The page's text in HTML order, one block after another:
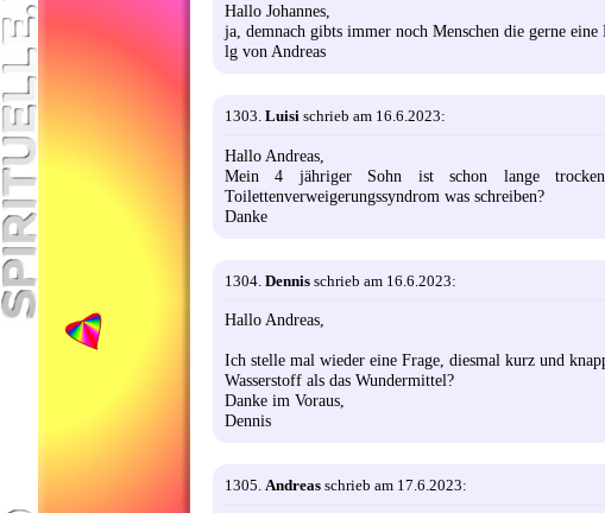
Hallo Johannes,
ja, demnach gibts immer noch Menschen die gerne
lg von Andreas
1303. Luisi schrieb am 16.6.2023:
Hallo Andreas,
Mein 4 jähriger Sohn ist schon lange
Toilettenverweigerungssyndrom was schreiben?
Danke
1304. Dennis schrieb am 16.6.2023:
Hallo Andreas,
Ich stelle mal wieder eine Frage, diesmal kurz und
Wasserstoff als das Wundermittel?
Danke im Voraus,
Dennis
1305. Andreas schrieb am 17.6.2023: